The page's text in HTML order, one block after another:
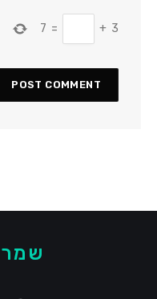
3
+
=
7